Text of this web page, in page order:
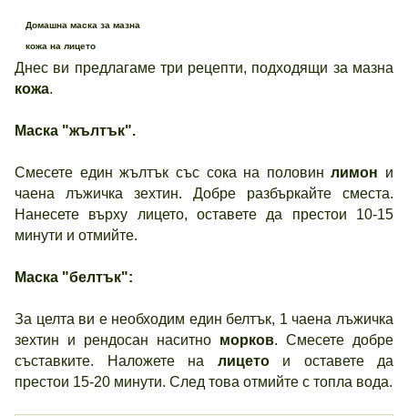
Домашна маска за мазна
кожа на лицето
Днес ви предлагаме три рецепти, подходящи за мазна
кожа.
Маска "жълтък".
Смесете един жълтък със сока на половинлимон и
чаена лъжичка зехтин. Добре разбъркайте сместа.
Нанесете върху лицето, оставете да престои 10-15
минути и отмийте.
Маска "белтък":
За целта ви е необходим един белтък, 1 чаена лъжичка
зехтин и рендосан наситно морков. Смесете добре
съставките. Наложете на лицетои оставете да
престои 15-20 минути. След това отмийте с топла вода.